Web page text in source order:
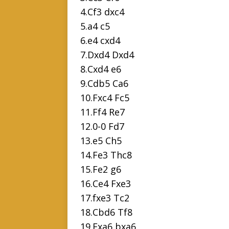
4.Cf3 dxc4
5.a4 c5
6.e4 cxd4
7.Dxd4 Dxd4
8.Cxd4 e6
9.Cdb5 Ca6
10.Fxc4 Fc5
11.Ff4 Re7
12.0-0 Fd7
13.e5 Ch5
14.Fe3 Thc8
15.Fe2 g6
16.Ce4 Fxe3
17.fxe3 Tc2
18.Cbd6 Tf8